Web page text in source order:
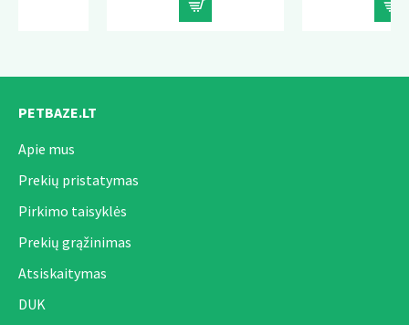
PETBAZE.LT
Apie mus
Prekių pristatymas
Pirkimo taisyklės
Prekių grąžinimas
Atsiskaitymas
DUK